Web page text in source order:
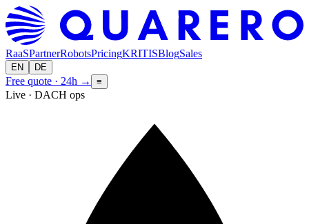
RaaSPartnerRobotsPricingKRITISBlogSales
EN DE
Free quote · 24h → ≡
Live · DACH ops